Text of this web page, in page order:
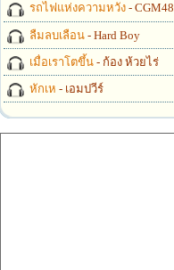
รถไฟแห่งความหวัง - CGM48
ลืมลบเลือน - Hard Boy
เมื่อเราโตขึ้น - ก้อง ห้วยไร่
หักเห - เอมปวีร์